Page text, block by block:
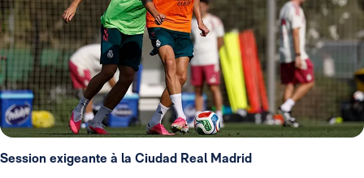
Session exigeante à la Ciudad Real Madrid